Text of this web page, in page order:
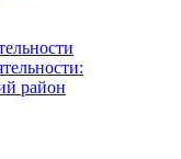
район